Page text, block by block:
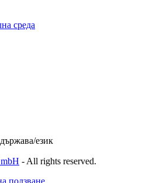
среда
език
- All rights reserved.